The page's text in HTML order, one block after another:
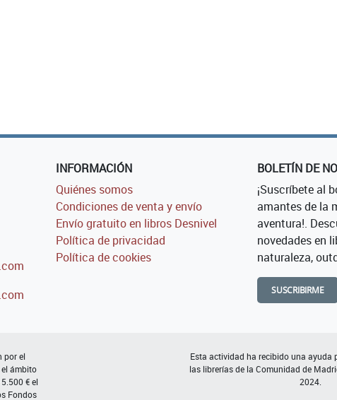
INFORMACIÓN
Quiénes somos
Condiciones de venta y envío
Envío gratuito en libros Desnivel
Política de privacidad
Política de cookies
BOLETÍN DE
¡Suscríbete al
amantes de la
aventura!.
novedades en
naturaleza,
SUSCRIBIRME
por el
ámbito
€ el
Fondos
Esta actividad ha recibido una ayuda
las librerías de la Comunidad de
2024.